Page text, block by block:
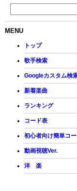
MENU
トップ
歌手検索
Googleカスタム検
新着楽曲
ランキング
コード表
初心者向け簡単コ
動画視聴Ver.
洋 楽